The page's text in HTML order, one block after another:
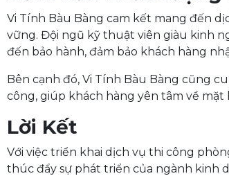
Vi Tính Bàu Bàng cam kết mang đến
vững. Đội ngũ kỹ thuật viên giàu kinh
đến bảo hành, đảm bảo khách hàng
Bên cạnh đó, Vi Tính Bàu Bàng cũng
công, giúp khách hàng yên tâm về
Lời Kết
Với việc triển khai dịch vụ thi công
thúc đẩy sự phát triển của ngành kinh